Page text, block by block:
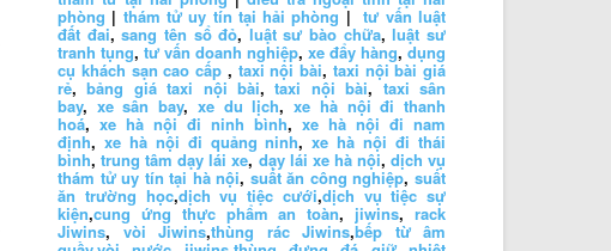
phòng | thám tử uy tín tại hải phòng |tư vấn luật
đất đai,sang tên sổ đỏ,luật sư bào chữa,luật sư
tranh tụng, tư vấn doanh nghiệp, xe đẩy hàng, dụng
cụ khách sạn cao cấp , taxi nội bài, taxi nội bài giá
rẻ,bảng giá taxi nội bài,taxi nội bài,taxi sân
bay, xe sân bay, xe du lịch,xe hà nội đi thanh
hoá, xe hà nội đi ninh bình, xe hà nội đi nam
định, xe hà nội đi quảng ninh,xe hà nội đi thái
bình,trung tâm dạy lái xe,dạy lái xe hà nội, dịch vụ
thám tử uy tín tại hà nội, suất ăn công nghiệp,suất
ăn trường học,dịch vụ tiệc cưới,dịch vụ tiệc sự
kiện,cung ứng thực phẩm an toàn, jiwins,rack
Jiwins,vòi Jiwins,thùng rác Jiwins,bếp từ âm